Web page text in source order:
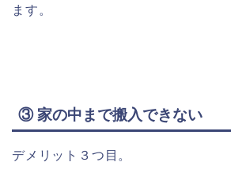
ます。
③ 家の中まで搬入できない
デメリット３つ目。